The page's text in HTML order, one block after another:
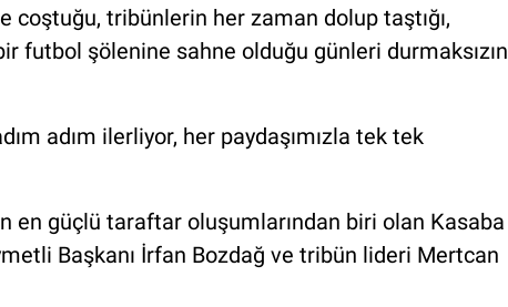
coştuğu, tribünlerin her zaman dolup taştığı,
futbol şölenine sahne olduğu günleri durmaksızın
adım ilerliyor, her paydaşımızla tek tek
en güçlü taraftar oluşumlarından biri olan Kasaba
Başkanı İrfan Bozdağ ve tribün lideri Mertcan